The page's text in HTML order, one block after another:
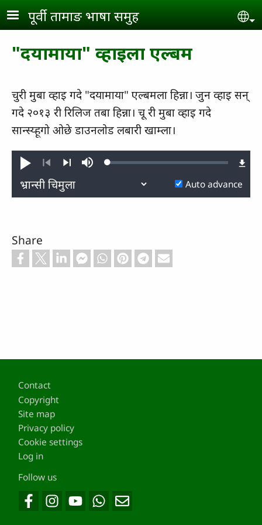
Skip to main content
पूर्वी तामाङ भाषा समुह
"दयामाया" व्हाइला एल्बम
चुरी मुबा व्हाइ गदे "दयामाया" एल्बमला हिन्ना। जुन व्हाइ सन्
गदे २०१३ री रिलिज तबा हिन्ना। चू री मुबा व्हाइ गदे
सान्‍स्‍य्‍हूगो ओछे डाउनलोड लबारी खाम्ला।
Play
Previous
MuteLoaded:
Auto advance
Share
Footer
Contact
Copyright
Site map
Privacy policy
Cookie settings
Log in
Follow us